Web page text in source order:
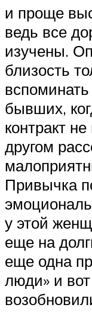
и проще
ведь все
изучены.
близость
бывших,
контракт
другом
Привычка
у этой
еще на
еще одна
люди» и